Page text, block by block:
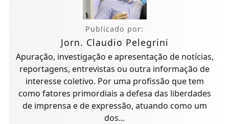
Publicado por:
Jorn. Claudio Pelegrini
Apuração, investigação e apresentação de notícias,
reportagens, entrevistas ou outra informação de
interesse coletivo. Por uma profissão que tem
como fatores primordiais a defesa das liberdades
de imprensa e de expressão, atuando como um
dos...